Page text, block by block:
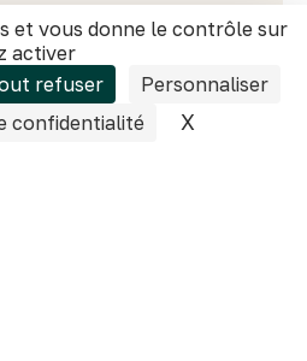
et vous donne le contrôle sur
activer
refuser
Personnaliser
confidentialité
X